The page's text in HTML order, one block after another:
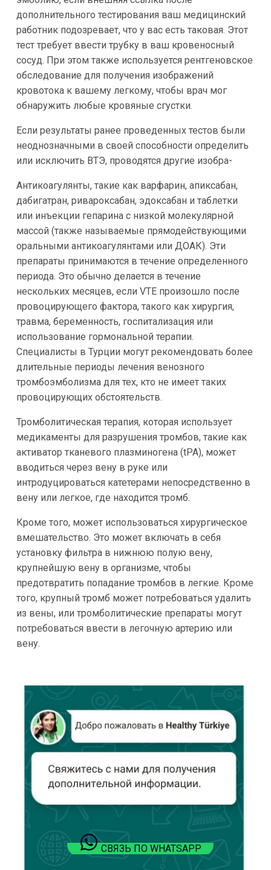
дополнительного тестирования ваш медицинский
работник подозревает, что у вас есть таковая. Этот
тест требует ввести трубку в ваш кровеносный
сосуд. При этом также используется рентгеновское
обследование для получения изображений
кровотока к вашему легкому, чтобы врач мог
обнаружить любые кровяные сгустки.
Если результаты ранее проведенных тестов были
неоднозначными в своей способности определить
или исключить ВТЭ, проводятся другие изобра-
Антикоагулянты, такие как варфарин, апиксабан,
дабигатран, ривароксабан, эдоксабан и таблетки
или инъекции гепарина с низкой молекулярной
массой (также называемые прямодействующими
оральными антикоагулянтами или ДОАК). Эти
препараты принимаются в течение определенного
периода. Это обычно делается в течение
нескольких месяцев, если VTE произошло после
провоцирующего фактора, такого как хирургия,
травма, беременность, госпитализация или
использование гормональной терапии.
Специалисты в Турции могут рекомендовать более
длительные периоды лечения венозного
тромбоэмболизма для тех, кто не имеет таких
провоцирующих обстоятельств.
Тромболитическая терапия, которая использует
медикаменты для разрушения тромбов, такие как
активатор тканевого плазминогена (tPA), может
вводиться через вену в руке или
интродуцироваться катетерами непосредственно в
вену или легкое, где находится тромб.
Кроме того, может использоваться хирургическое
вмешательство. Это может включать в себя
установку фильтра в нижнюю полую вену,
крупнейшую вену в организме, чтобы
предотвратить попадание тромбов в легкие. Кроме
того, крупный тромб может потребоваться удалить
из вены, или тромболитические препараты могут
потребоваться ввести в легочную артерию или
вену.
СВЯЗЬ ПО WHATSAPP